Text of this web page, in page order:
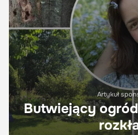
Artykuł
Butwiejący